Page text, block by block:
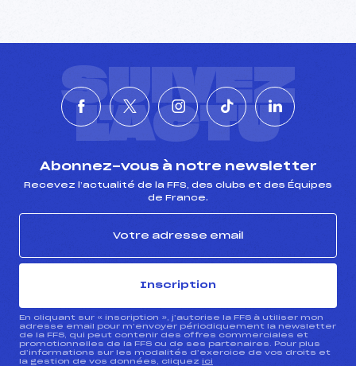
SUIVEZ
L'ACTU
Abonnez-vous à notre newsletter
Recevez l’actualité de la FFS, des clubs et des Équipes
de France.
Inscription
En cliquant sur « inscription », j’autorise la FFS à utiliser mon
adresse email pour m’envoyer périodiquement la newsletter
de la FFS, qui peut contenir des offres commerciales et
promotionnelles de la FFS ou de ses partenaires. Pour plus
d’informations sur les modalités d’exercice de vos droits et
la gestion de vos données, cliquez ici